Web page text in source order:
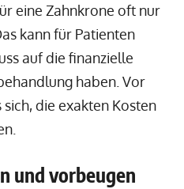
eine Zahnkrone oft nur
kann für Patienten
auf die finanzielle
haben. Vor
die exakten Kosten
und vorbeugen